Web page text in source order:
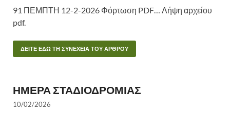
91 ΠΕΜΠΤΗ 12-2-2026 Φόρτωση PDF… Λήψη αρχείου
pdf.
ΔΕΙΤΕ ΕΔΩ ΤΗ ΣΥΝΕΧΕΙΑ ΤΟΥ ΑΡΘΡΟΥ
ΗΜΕΡΑ ΣΤΑΔΙΟΔΡΟΜΙΑΣ
10/02/2026